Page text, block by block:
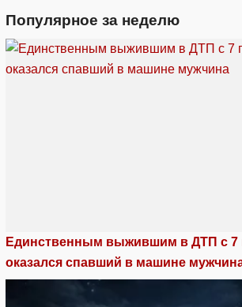
Популярное за неделю
Единственным выжившим в ДТП с 7
оказался спавший в машине